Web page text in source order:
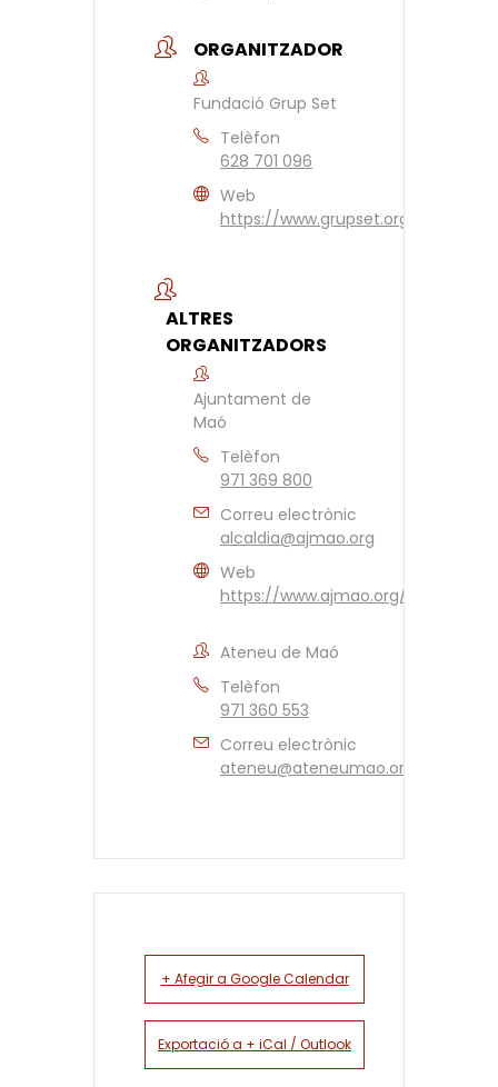
ORGANITZADOR
Fundació Grup Set
Telèfon
628 701 096
Web
https://www.grupset.org/esp/
ALTRES
ORGANITZADORS
Ajuntament de
Maó
Telèfon
971 369 800
Correu electrònic
alcaldia@ajmao.org
Web
https://www.ajmao.org/inici.aspx
Ateneu de Maó
Telèfon
971 360 553
Correu electrònic
ateneu@ateneumao.org
+ Afegir a Google Calendar
Exportació a + iCal / Outlook